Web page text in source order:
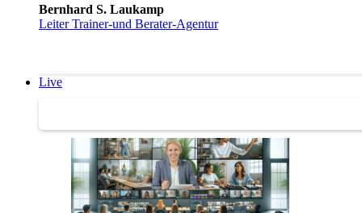
Bernhard S. Laukamp
Leiter Trainer-und Berater-Agentur
Live